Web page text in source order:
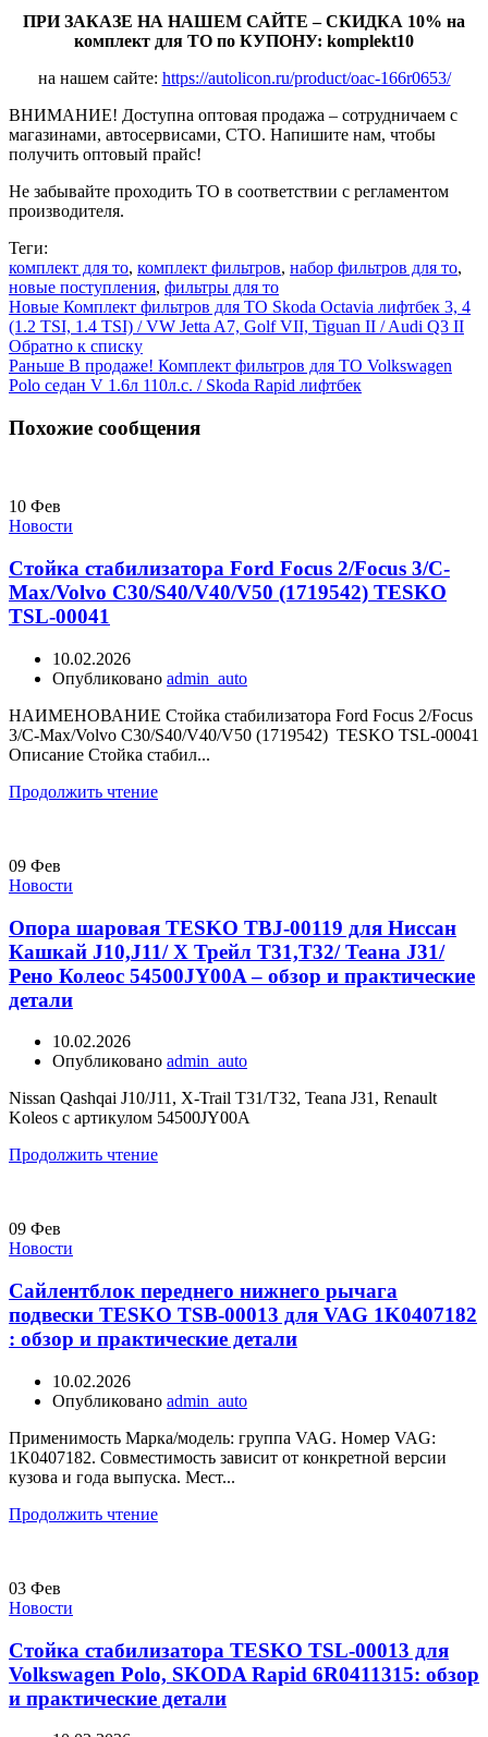
ПРИ ЗАКАЗЕ НА НАШЕМ САЙТЕ – СКИДКА 10% на
комплект для ТО по КУПОНУ: komplekt10
на нашем сайте: https://autolicon.ru/product/oac-166r0653/
ВНИМАНИЕ! Доступна оптовая продажа – сотрудничаем с
магазинами, автосервисами, СТО. Напишите нам, чтобы
получить оптовый прайс!
Не забывайте проходить ТО в соответствии с регламентом
производителя.
Теги:
комплект для то, комплект фильтров, набор фильтров для то,
новые поступления, фильтры для то
Новые Комплект фильтров для ТО Skoda Octavia лифтбек 3, 4
(1.2 TSI, 1.4 TSI) / VW Jetta A7, Golf VII, Tiguan II / Audi Q3 II
Обратно к списку
Раньше В продаже! Комплект фильтров для ТО Volkswagen
Polo седан V 1.6л 110л.с. / Skoda Rapid лифтбек
Похожие сообщения
10 Фев
Новости
Стойка стабилизатора Ford Focus 2/Focus 3/C-
Max/Volvo C30/S40/V40/V50 (1719542) TESKO
TSL-00041
10.02.2026
Опубликовано admin_auto
НАИМЕНОВАНИЕ Стойка стабилизатора Ford Focus 2/Focus
3/C-Max/Volvo C30/S40/V40/V50 (1719542) TESKO TSL-00041
Описание Стойка стабил...
Продолжить чтение
09 Фев
Новости
Опора шаровая TESKO TBJ-00119 для Ниссан
Кашкай J10,J11/ Х Трейл Т31,Т32/ Теана J31/
Рено Колеос 54500JY00A – обзор и практические
детали
10.02.2026
Опубликовано admin_auto
Nissan Qashqai J10/J11, X-Trail T31/T32, Teana J31, Renault
Koleos с артикулом 54500JY00A
Продолжить чтение
09 Фев
Новости
Сайлентблок переднего нижнего рычага
подвески TESKO TSB-00013 для VAG 1K0407182
: обзор и практические детали
10.02.2026
Опубликовано admin_auto
Применимость Марка/модель: группа VAG. Номер VAG:
1K0407182. Совместимость зависит от конкретной версии
кузова и года выпуска. Мест...
Продолжить чтение
03 Фев
Новости
Стойка стабилизатора TESKO TSL-00013 для
Volkswagen Polo, SKODA Rapid 6R0411315: обзор
и практические детали